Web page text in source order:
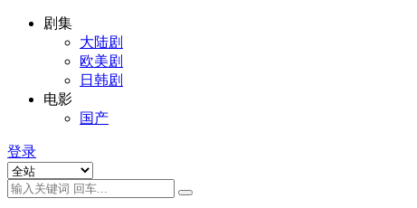
剧集
大陆剧
欧美剧
日韩剧
电影
国产
登录